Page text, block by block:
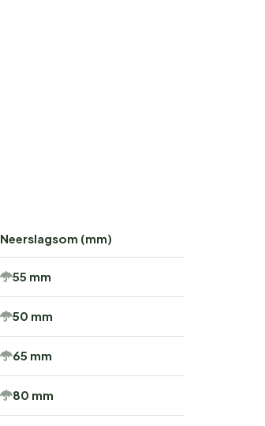
Neerslagsom (mm)
55 mm
50 mm
65 mm
80 mm